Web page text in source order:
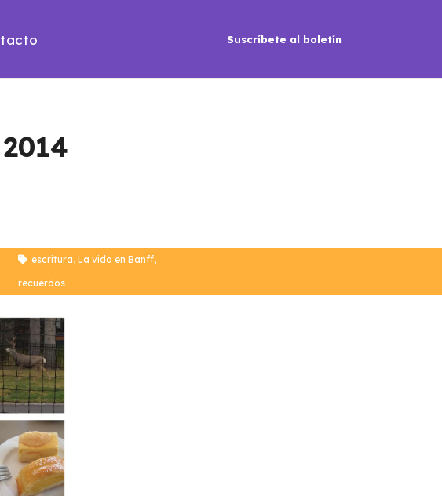
Suscríbete al boletín
escritura, La vida en Banff,
recuerdos